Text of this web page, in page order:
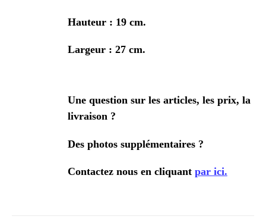
Hauteur : 19 cm.
Largeur : 27 cm.
Une question sur les articles, les prix, la
livraison ?
Des photos supplémentaires ?
Contactez nous en cliquant par ici.